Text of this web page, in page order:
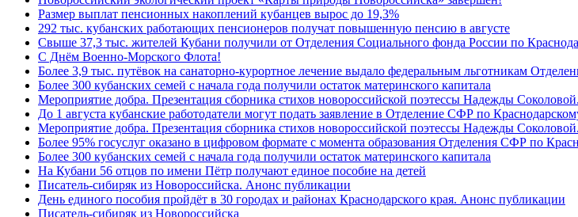
Размер выплат пенсионных накоплений кубанцев вырос до 19,3%
292 тыс. кубанских работающих пенсионеров получат повышенную пенсию в августе
Свыше 37,3 тыс. жителей Кубани получили от Отделения Социального фонда России по
C Днём Военно-Морского Флота!
Более 3,9 тыс. путёвок на санаторно-курортное лечение выдало федеральным льготникам
Более 300 кубанских семей с начала года получили остаток материнского капитала
Мероприятие добра. Презентация сборника стихов новороссийской поэтессы Надежды
До 1 августа кубанские работодатели могут подать заявление в Отделение СФР по
Мероприятие добра. Презентация сборника стихов новороссийской поэтессы Надежды Соколовой.
Более 95% госуслуг оказано в цифровом формате с момента образования Отделения СФР по
Более 300 кубанских семей с начала года получили остаток материнского капитала
На Кубани 56 отцов по имени Пётр получают единое пособие на детей
Писатель-сибиряк из Новороссийска. Анонс публикации
День единого пособия пройдёт в 30 городах и районах Краснодарского края. Анонс публикации
Писатель-сибиряк из Новороссийска